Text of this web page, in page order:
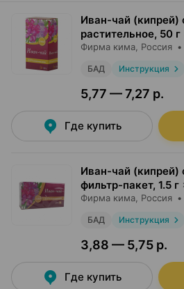
Иван-чай (кипрей)
растительное, 50 г
Фирма кима , Россия •
БАД Инструкция
5,77 — 7,27 р.
Где купить
Иван-чай (кипрей)
фильтр-пакет, 1.5 г
Фирма кима , Россия •
БАД Инструкция
3,88 — 5,75 р.
Где купить